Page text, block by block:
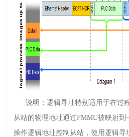
说明：逻辑寻址特别适用于在过
从站的物理地址通过FMMU被映射
操作逻辑地址控制从站，使用逻辑寻